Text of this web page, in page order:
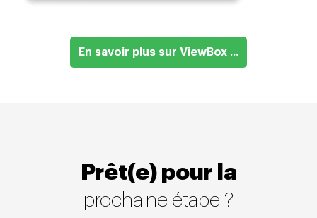
En savoir plus sur ViewBox ...
Prêt(e) pour la
prochaine étape ?